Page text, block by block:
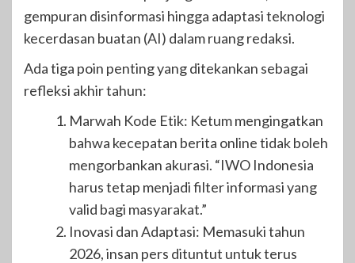
gempuran disinformasi hingga adaptasi teknologi
kecerdasan buatan (AI) dalam ruang redaksi.
​Ada tiga poin penting yang ditekankan sebagai
refleksi akhir tahun:
​Marwah Kode Etik: Ketum mengingatkan
bahwa kecepatan berita online tidak boleh
mengorbankan akurasi. “IWO Indonesia
harus tetap menjadi filter informasi yang
valid bagi masyarakat.”
​Inovasi dan Adaptasi: Memasuki tahun
2026, insan pers dituntut untuk terus